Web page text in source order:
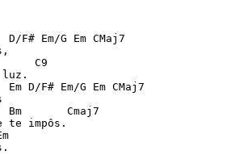
F# Em/G Em CMaj7
C9
luz.
Em D/F# Em/G Em CMaj7
Bm       Cmaj7
te impôs.